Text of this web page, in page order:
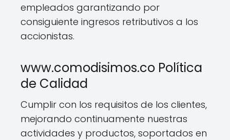
empleados garantizando por
consiguiente ingresos retributivos a los
accionistas.
www.comodisimos.co Política
de Calidad
Cumplir con los requisitos de los clientes,
mejorando continuamente nuestras
actividades y productos, soportados en